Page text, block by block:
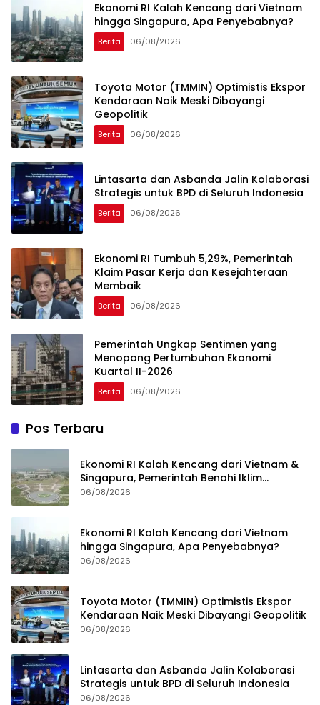
Ekonomi RI Kalah Kencang dari Vietnam
hingga Singapura, Apa Penyebabnya?
Berita 06/08/2026
Toyota Motor (TMMIN) Optimistis Ekspor
Kendaraan Naik Meski Dibayangi
Geopolitik
Berita 06/08/2026
Lintasarta dan Asbanda Jalin Kolaborasi
Strategis untuk BPD di Seluruh Indonesia
Berita 06/08/2026
Ekonomi RI Tumbuh 5,29%, Pemerintah
Klaim Pasar Kerja dan Kesejahteraan
Membaik
Berita 06/08/2026
Pemerintah Ungkap Sentimen yang
Menopang Pertumbuhan Ekonomi
Kuartal II-2026
Berita 06/08/2026
Pos Terbaru
Ekonomi RI Kalah Kencang dari Vietnam &
Singapura, Pemerintah Benahi Iklim
Investasi
06/08/2026
Ekonomi RI Kalah Kencang dari Vietnam
hingga Singapura, Apa Penyebabnya?
06/08/2026
Toyota Motor (TMMIN) Optimistis Ekspor
Kendaraan Naik Meski Dibayangi Geopolitik
06/08/2026
Lintasarta dan Asbanda Jalin Kolaborasi
Strategis untuk BPD di Seluruh Indonesia
06/08/2026